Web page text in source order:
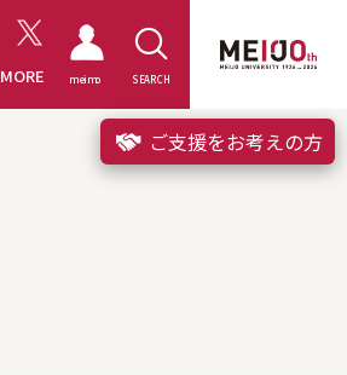
MORE meimo SEARCH
ご支援をお考えの方